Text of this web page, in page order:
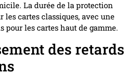
La durée de la protection
les cartes classiques, avec une
pour les cartes haut de gamme.
des retards